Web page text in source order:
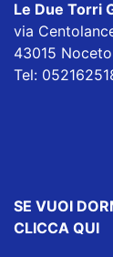
Le Due Torri
via
43015
Tel:
SE VUOI
CLICCA QUI